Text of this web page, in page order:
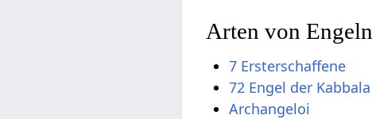
Arten von Engeln
7 Ersterschaffene
72 Engel der Kabbala
Archangeloi